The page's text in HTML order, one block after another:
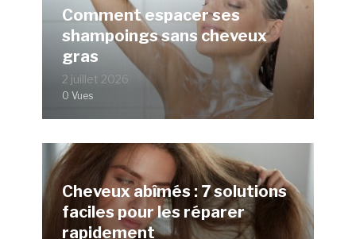
Comment espacer ses
shampoings sans cheveux
gras
2 juillet 2026
0 Vues
Cheveux abîmés : 7 solutions
faciles pour les réparer
rapidement